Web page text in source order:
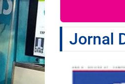
Jornal